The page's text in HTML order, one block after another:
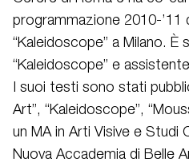
programmazione 2010-’11
“Kaleidoscope” a Milano.
“Kaleidoscope” e
I suoi testi sono stati
Art”, “Kaleidoscope”,
un MA in Arti Visive e Studi
Nuova Accademia di Belle